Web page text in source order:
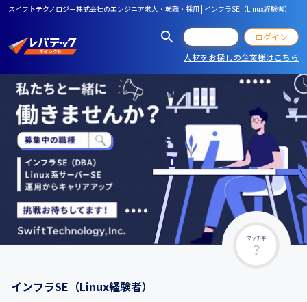
スイフトテクノロジー株式会社のエンジニア求人・転職・採用 | インフラSE（Linux経験者）
ログイン
人材をお探しの企業様はこちら
マッチ率
インフラSE（Linux経験者）